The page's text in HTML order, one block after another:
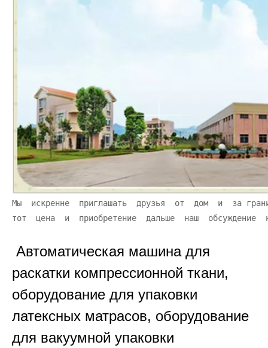
Мы  искренне  приглашать  друзья  от  дом  и  за
тот  цена  и  приобретение  дальше  наш  обсуждение
Автоматическая машина для
раскатки компрессионной ткани,
оборудование для упаковки
латексных матрасов, оборудование
для вакуумной упаковки